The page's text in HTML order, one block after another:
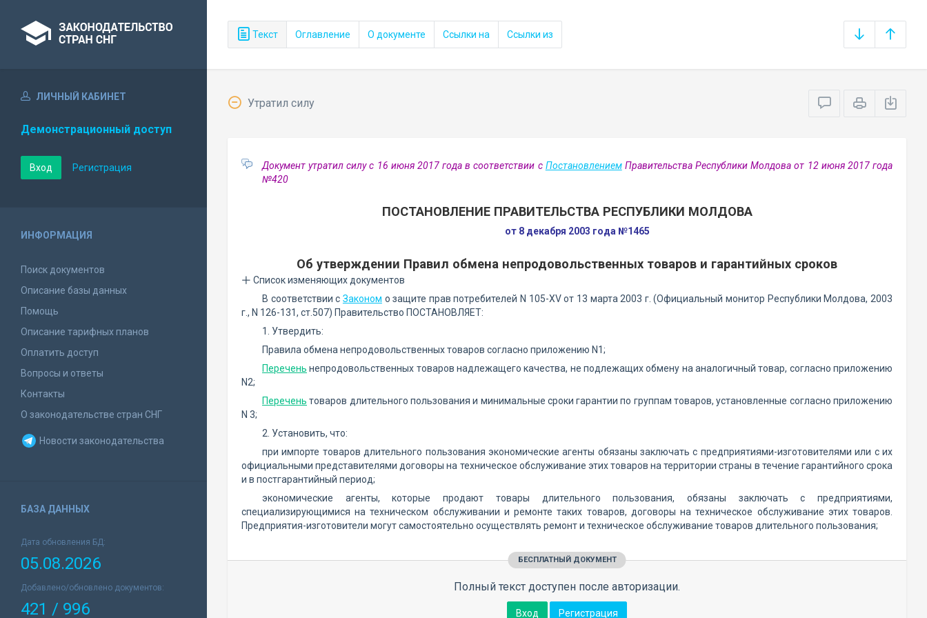
Текст Оглавление О документе Ссылки на Ссылки из
ЛИЧНЫЙ КАБИНЕТ
Демонстрационный доступ
Вход Регистрация
ИНФОРМАЦИЯ
Поиск документов
Описание базы данных
Помощь
Описание тарифных планов
Оплатить доступ
Вопросы и ответы
Контакты
О законодательстве стран СНГ
Новости законодательства
БАЗА ДАННЫХ
Дата обновления БД:
05.08.2026
Добавлено/обновлено документов:
421 / 996
Утратил силу
Документ утратил силу с 16 июня 2017 года в соответствии с ПостановлениемПравительства Республики Молдова от 12 июня 2017 года
№420
ПОСТАНОВЛЕНИЕ ПРАВИТЕЛЬСТВА РЕСПУБЛИКИ МОЛДОВА
от 8 декабря 2003 года №1465
Об утверждении Правил обмена непродовольственных товаров и гарантийных сроков
Список изменяющих документов
В соответствии с Законом о защите прав потребителей N 105-XV от 13 марта 2003 г. (Официальный монитор Республики Молдова, 2003
г., N 126-131, ст.507) Правительство ПОСТАНОВЛЯЕТ:
1. Утвердить:
Правила обмена непродовольственных товаров согласно приложению N1;
Перечень непродовольственных товаров надлежащего качества, не подлежащих обмену на аналогичный товар, согласно приложению
N2;
Перечень товаров длительного пользования и минимальные сроки гарантии по группам товаров, установленные согласно приложению
N 3;
2. Установить, что:
при импорте товаров длительного пользования экономические агенты обязаны заключать с предприятиями-изготовителями или с их
официальными представителями договоры на техническое обслуживание этих товаров на территории страны в течение гарантийного срока
и в постгарантийный период;
экономические агенты, которые продают товары длительного пользования, обязаны заключать с предприятиями,
специализирующимися на техническом обслуживании и ремонте таких товаров, договоры на техническое обслуживание этих товаров.
Предприятия-изготовители могут самостоятельно осуществлять ремонт и техническое обслуживание товаров длительного пользования;
БЕСПЛАТНЫЙ ДОКУМЕНТ
Полный текст доступен после авторизации.
Вход Регистрация